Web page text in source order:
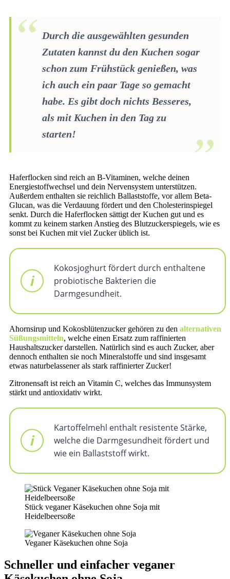
Durch die ausgewählten gesunden
Zutaten kannst du den Kuchen sogar
schon zum Frühstück genießen, was
ich auch ein paar Tage so gemacht
habe. Es gibt doch nichts Besseres,
als mit Kuchen in den Tag zu
starten!
Haferflocken sind reich an B-Vitaminen, welche deinen
Energiestoffwechsel und dein Nervensystem unterstützen.
Außerdem enthalten sie reichlich Ballaststoffe, vor allem Beta-
Glucan, was die Verdauung fördert und den Cholesterinspiegel
senkt. Durch die Haferflocken sättigt der Kuchen gut und es
kommt zu keinem starken Anstieg des Blutzuckerspiegels, wie es
sonst bei Kuchen mit viel Zucker üblich ist.
Kokosjoghurt fördert durch enthaltene
probiotische Bakterien die
Darmgesundheit.
Ahornsirup und Kokosblütenzucker gehören zu den alternativen
Süßungsmitteln, welche einen Ersatz zum raffinierten
Haushaltszucker darstellen. Natürlich sind es auch Zucker, aber
dennoch enthalten sie noch Mineralstoffe und sind insgesamt
etwas naturbelassener als stark raffinierter Zucker!
Zitronensaft ist reich an Vitamin C, welches das Immunsystem
stärkt und antioxidativ wirkt.
Kartoffelmehl enthalt resistente Stärke,
welche die Darmgesundheit fördert und
wie ein Ballaststoff wirkt.
Stück veganer Käsekuchen ohne Soja mit
Heidelbeersoße
Veganer Käsekuchen ohne Soja
Schneller und einfacher veganer